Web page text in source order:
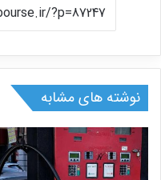
نوشته های مشابه